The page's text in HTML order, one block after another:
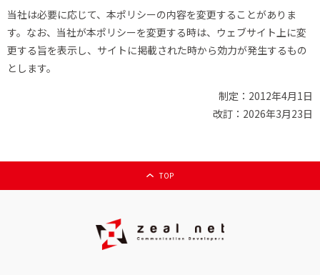
当社は必要に応じて、本ポリシーの内容を変更することがありま
す。なお、当社が本ポリシーを変更する時は、ウェブサイト上に変
更する旨を表示し、サイトに掲載された時から効力が発生するもの
とします。
制定：2012年4月1日
改訂：2026年3月23日
TOP